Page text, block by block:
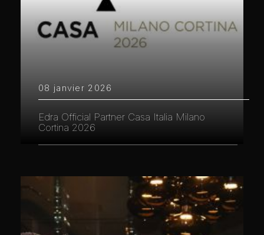
08 janvier 2026
Edra Official Partner Casa Italia Milano
Cortina 2026